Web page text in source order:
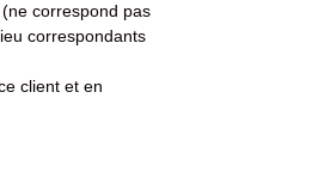
correspond pas
correspondants
client et en